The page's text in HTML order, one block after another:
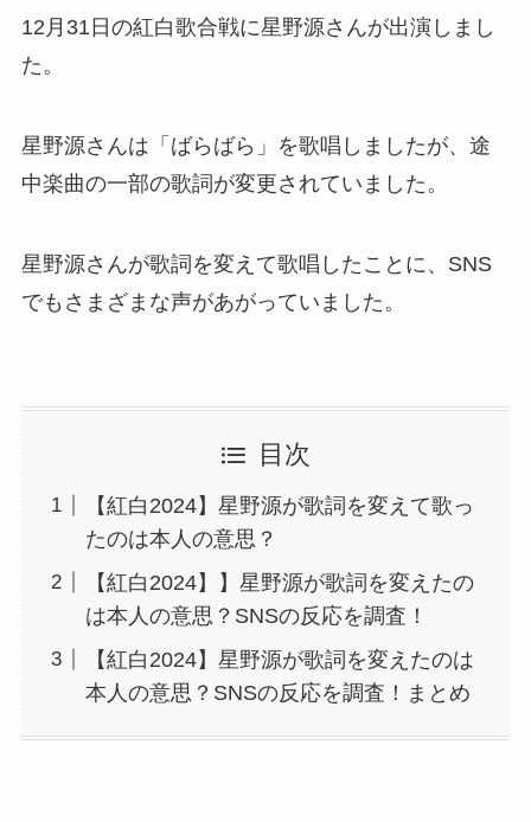
12月31日の紅白歌合戦に星野源さんが出演しまし
た。
星野源さんは「ばらばら」を歌唱しましたが、途
中楽曲の一部の歌詞が変更されていました。
星野源さんが歌詞を変えて歌唱したことに、SNS
でもさまざまな声があがっていました。
目次
【紅白2024】星野源が歌詞を変えて歌っ
たのは本人の意思？
【紅白2024】】星野源が歌詞を変えたの
は本人の意思？SNSの反応を調査！
【紅白2024】星野源が歌詞を変えたのは
本人の意思？SNSの反応を調査！まとめ